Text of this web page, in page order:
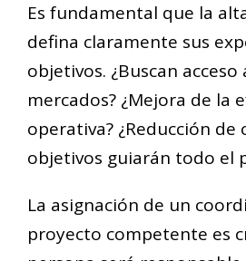
Es fundamental que la
defina claramente sus
objetivos. ¿Buscan acceso
mercados? ¿Mejora de la
operativa? ¿Reducción de
objetivos guiarán todo el
La asignación de un
proyecto competente es